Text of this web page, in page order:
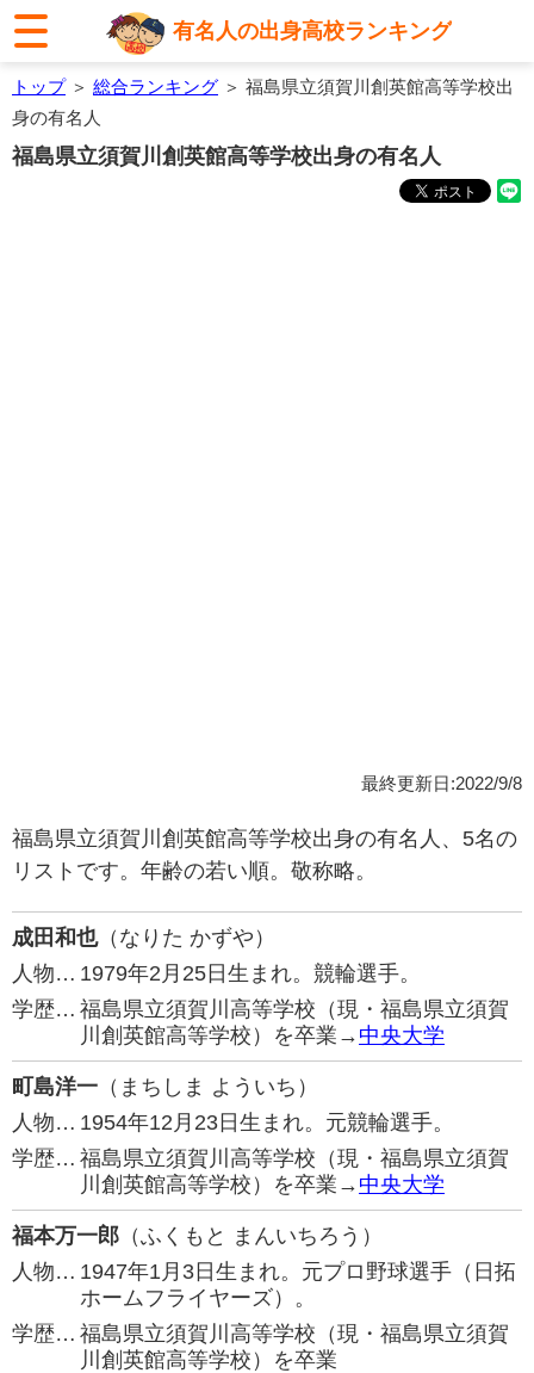
有名人の出身高校ランキング
トップ＞ 総合ランキング ＞ 福島県立須賀川創英館高等学校出
身の有名人
福島県立須賀川創英館高等学校出身の有名人
最終更新日:2022/9/8
福島県立須賀川創英館高等学校出身の有名人、5名の
リストです。年齢の若い順。敬称略。
成田和也（なりた かずや）
人物… 1979年2月25日生まれ。競輪選手。
学歴… 福島県立須賀川高等学校（現・福島県立須賀
川創英館高等学校）を卒業→ 中央大学
町島洋一 （まちしま よういち）
人物… 1954年12月23日生まれ。元競輪選手。
学歴… 福島県立須賀川高等学校（現・福島県立須賀
川創英館高等学校）を卒業→ 中央大学
福本万一郎 （ふくもと まんいちろう）
人物… 1947年1月3日生まれ。元プロ野球選手（日拓
ホームフライヤーズ）。
学歴… 福島県立須賀川高等学校（現・福島県立須賀
川創英館高等学校）を卒業